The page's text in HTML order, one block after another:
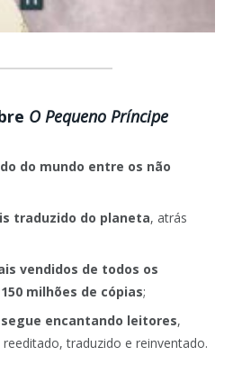
O Pequeno Príncipe
do mundo entre os não
traduzido do planeta, atrás
vendidos de todos os
150 milhões de cópias;
segue encantando leitores,
traduzido e reinventado.